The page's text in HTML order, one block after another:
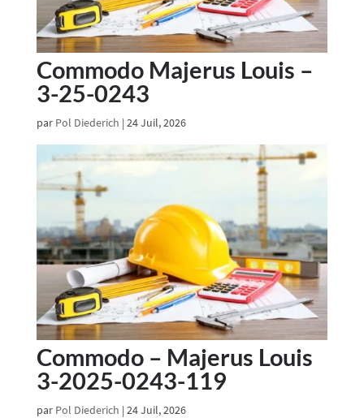
Commodo Majerus Louis –
3-25-0243
par Pol Diederich | 24 Juil, 2026
Commodo – Majerus Louis
3-2025-0243-119
par Pol Diederich | 24 Juil, 2026